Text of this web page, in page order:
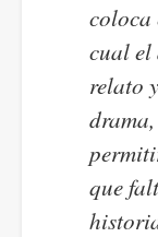
coloca
cual el
relato
que